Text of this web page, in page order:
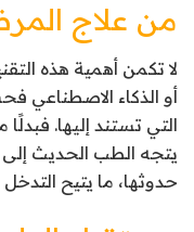
من علاج
لا تكمن أهمية هذه
أو الذكاء الاصطناعي
التي تستند إليها.
يتجه الطب الحديث إلى
حدوثها، ما يتيح